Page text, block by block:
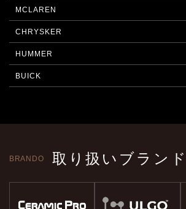
MCLAREN
CHRYSKER
HUMMER
BUICK
BRANDO 取り扱いブランド